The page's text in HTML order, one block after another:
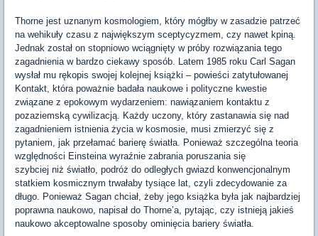
Thorne jest uznanym kosmologiem, który mógłby w zasadzie patrzeć
na wehikuły czasu z największym sceptycyzmem, czy nawet kpiną.
Jednak został on stopniowo wciągnięty w próby rozwiązania tego
zagadnienia w bardzo ciekawy sposób. Latem 1985 roku Carl Sagan
wysłał mu rękopis swojej kolejnej książki – powieści zatytułowanej
Kontakt, która poważnie badała naukowe i polityczne kwestie
związane z epokowym wydarzeniem: nawiązaniem kontaktu z
pozaziemską cywilizacją. Każdy uczony, który zastanawia się nad
zagadnieniem istnienia życia w kosmosie, musi zmierzyć się z
pytaniem, jak przełamać barierę światła. Ponieważ szczególna teoria
względności Einsteina wyraźnie zabrania poruszania się
szybciej niż światło, podróż do odległych gwiazd konwencjonalnym
statkiem kosmicznym trwałaby tysiące lat, czyli zdecydowanie za
długo. Ponieważ Sagan chciał, żeby jego książka była jak najbardziej
poprawna naukowo, napisał do Thorne’a, pytając, czy istnieją jakieś
naukowo akceptowalne sposoby ominięcia bariery światła.